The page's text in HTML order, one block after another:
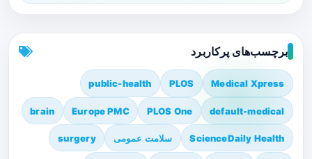
برچسب‌های پرکاربرد
Medical Xpress
PLOS
public-health
default-medical
PLOS One
Europe PMC
brain
ScienceDaily Health سلامت عمومی surgery